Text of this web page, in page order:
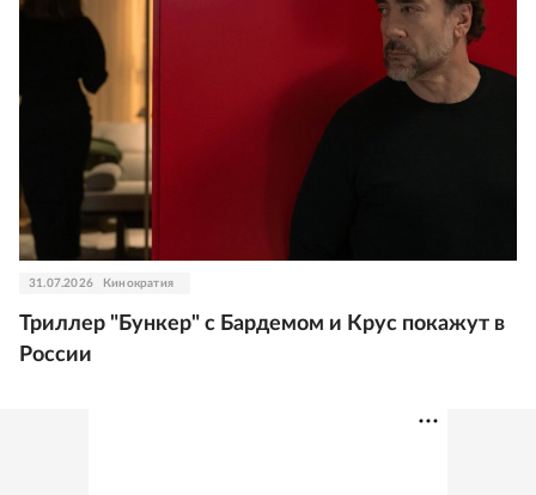
31.07.2026 Кинократия
Триллер "Бункер" с Бардемом и Крус покажут в
России